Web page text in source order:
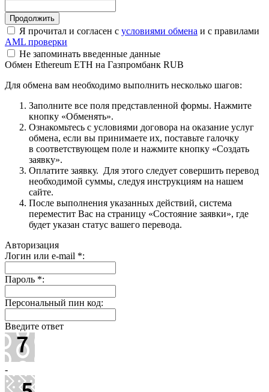
Я прочитал и согласен с условиями обмена и с правилами
AML проверки
Не запоминать введенные данные
Обмен Ethereum ETH на Газпромбанк RUB
Для обмена вам необходимо выполнить несколько шагов:
Заполните все поля представленной формы. Нажмите
кнопку «Обменять».
Ознакомьтесь с условиями договора на оказание услуг
обмена, если вы принимаете их, поставьте галочку
в соответствующем поле и нажмите кнопку «Создать
заявку».
Оплатите заявку. Для этого следует совершить перевод
необходимой суммы, следуя инструкциям на нашем
сайте.
После выполнения указанных действий, система
переместит Вас на страницу «Состояние заявки», где
будет указан статус вашего перевода.
Авторизация
Логин или e-mail *:
Пароль *:
Персональный пин код:
Введите ответ
-